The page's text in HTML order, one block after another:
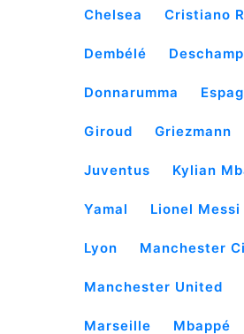
Chelsea Cristiano
Dembélé
Donnarumma
Giroud Griezmann
Juventus Kylian
Yamal Lionel Messi
Lyon Manchester
Manchester United
Marseille Mbappé